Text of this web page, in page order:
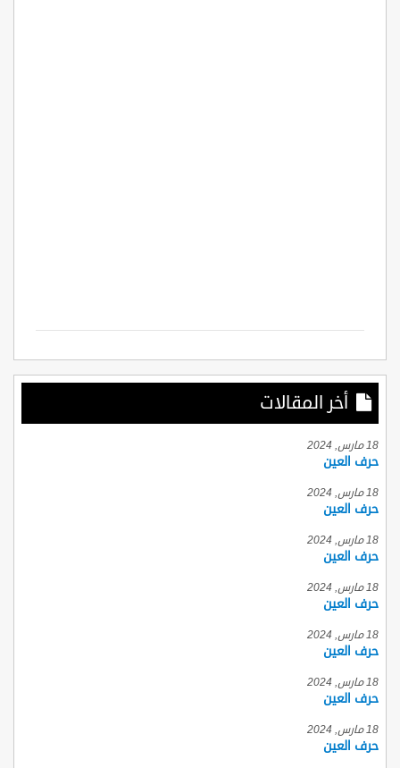
أخر المقالات
18 مارس, 2024
حرف العين
18 مارس, 2024
حرف العين
18 مارس, 2024
حرف العين
18 مارس, 2024
حرف العين
18 مارس, 2024
حرف العين
18 مارس, 2024
حرف العين
18 مارس, 2024
حرف العين